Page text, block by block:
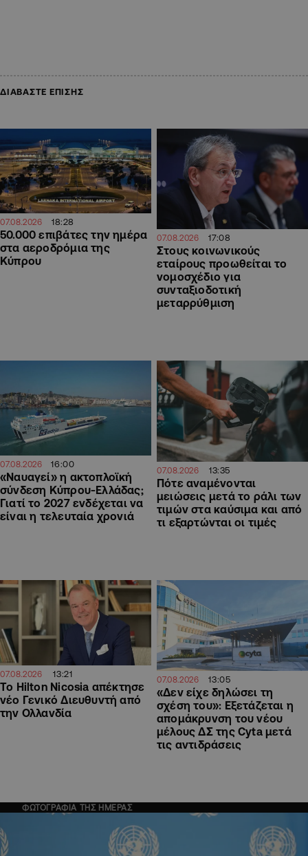
ΔΙΑΒΑΣΤΕ ΕΠΙΣΗΣ
07.08.2026 18:28
50.000 επιβάτες την ημέρα
στα αεροδρόμια της
Κύπρου
07.08.2026 17:08
Στους κοινωνικούς
εταίρους προωθείται το
νομοσχέδιο για
συνταξιοδοτική
μεταρρύθμιση
07.08.2026 16:00
«Ναυαγεί» η ακτοπλοϊκή
σύνδεση Κύπρου-Ελλάδας;
Γιατί το 2027 ενδέχεται να
είναι η τελευταία χρονιά
07.08.2026 13:35
Πότε αναμένονται
μειώσεις μετά το ράλι των
τιμών στα καύσιμα και από
τι εξαρτώνται οι τιμές
07.08.2026 13:21
Το Hilton Nicosia απέκτησε
νέο Γενικό Διευθυντή από
την Ολλανδία
07.08.2026 13:05
«Δεν είχε δηλώσει τη
σχέση του»: Εξετάζεται η
απομάκρυνση του νέου
μέλους ΔΣ της Cyta μετά
τις αντιδράσεις
ΦΩΤΟΓΡΑΦΙΑ ΤΗΣ ΗΜΕΡΑΣ